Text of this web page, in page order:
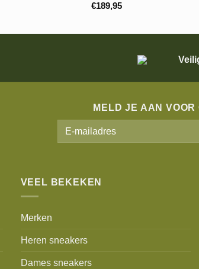
€189,95
MELD JE AAN
VEEL BEKEKEN
Merken
Heren sneakers
Dames sneakers